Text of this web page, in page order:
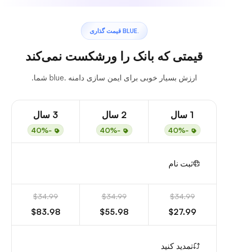
.BLUE قیمت گذاری
قیمتی که بانک را ورشکست نمی‌کند
ارزش بسیار خوبی برای ایمن سازی دامنه .blue شما.
1 سال
-40%
2 سال
-40%
3 سال
-40%
ثبت نام
$34.99
$27.99
$34.99
$55.98
$34.99
$83.98
تمدید کنید